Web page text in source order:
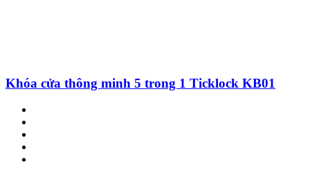
Khóa cửa thông minh 5 trong 1 Ticklock KB01